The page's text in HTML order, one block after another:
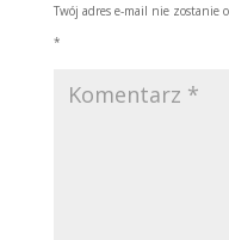
Twój adres e-mail nie zostanie
*